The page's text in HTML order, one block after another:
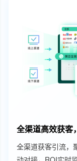
全渠道高效获客
全渠道获客引流，